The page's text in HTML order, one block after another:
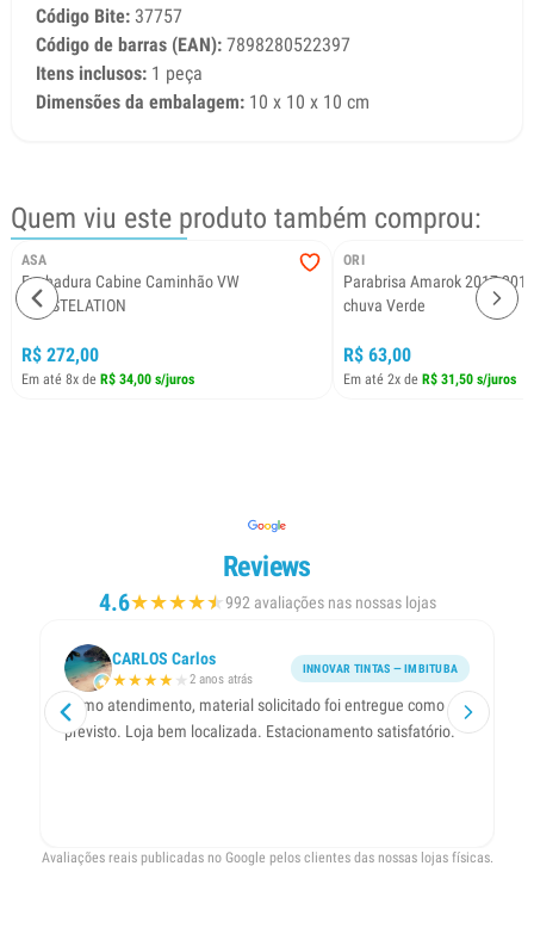
Código Bite: 37757
Código de barras (EAN): 7898280522397
Itens inclusos: 1 peça
Dimensões da embalagem: 10 x 10 x 10 cm
Quem viu este produto também comprou:
ASA
Fechadura Cabine Caminhão VW
CONSTELATION
R$ 272,00
Em até 8x de R$ 34,00 s/juros
ORI
Parabrisa Amarok 2017
chuva Verde
R$ 63,00
Em até 2x de R$ 31,50 s/juros
Reviews
4.6★★★★★
★992 avaliações nas nossas lojas
CARLOS Carlos
★★★★ ★ 2 anos atrás
INNOVAR TINTAS — IMBITUBA
Ótimo atendimento, material solicitado foi entregue como
previsto. Loja bem localizada. Estacionamento satisfatório.
Avaliações reais publicadas no Google pelos clientes das nossas lojas físicas.